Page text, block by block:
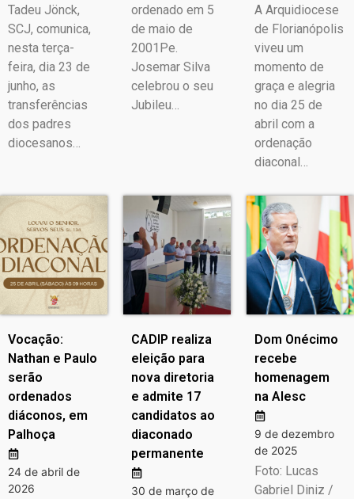
Tadeu Jönck,
SCJ, comunica,
nesta terça-
feira, dia 23 de
junho, as
transferências
dos padres
diocesanos…
ordenado em 5
de maio de
2001Pe.
Josemar Silva
celebrou o seu
Jubileu…
A Arquidiocese
de Florianópolis
viveu um
momento de
graça e alegria
no dia 25 de
abril com a
ordenação
diaconal…
Vocação:
Nathan e Paulo
serão
ordenados
diáconos, em
Palhoça
24 de abril de
2026
CADIP realiza
eleição para
nova diretoria
e admite 17
candidatos ao
diaconado
permanente
30 de março de
Dom Onécimo
recebe
homenagem
na Alesc
9 de dezembro
de 2025
Foto: Lucas
Gabriel Diniz /